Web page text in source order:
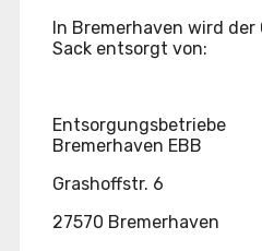
In Bremerhaven wird der
Sack entsorgt von:
Entsorgungsbetriebe
Bremerhaven EBB
Grashoffstr. 6
27570 Bremerhaven